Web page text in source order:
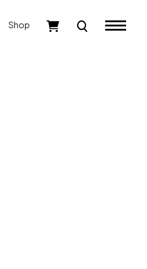
Shop